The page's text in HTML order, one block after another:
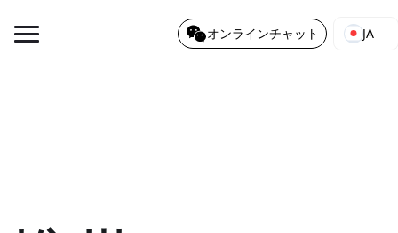
オンラインチャット JA